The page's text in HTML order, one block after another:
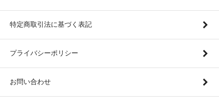
特定商取引法に基づく表記
プライバシーポリシー
お問い合わせ